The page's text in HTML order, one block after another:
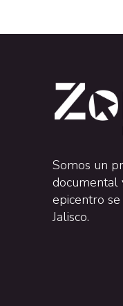
Somos un
documental
epicentro
Jalisco.